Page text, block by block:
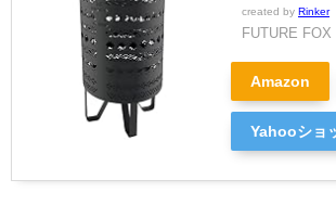
created by Rinker
FUTURE FOX
Amazon
Yahooショ